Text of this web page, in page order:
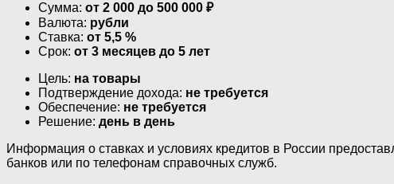
Сумма: от 2 000 до 500 000 ₽
Валюта: рубли
Ставка: от 5,5 %
Срок: от 3 месяцев до 5 лет
Цель: на товары
Подтверждение дохода: не требуется
Обеспечение: не требуется
Решение: день в день
Информация о ставках и условиях кредитов в России
банков или по телефонам справочных служб.